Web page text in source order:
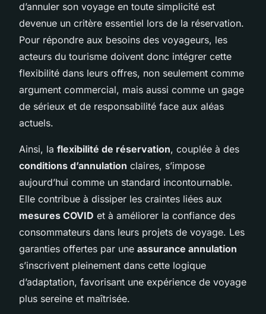
d’annuler son voyage en toute simplicité est
devenue un critère essentiel lors de la réservation.
Pour répondre aux besoins des voyageurs, les
acteurs du tourisme doivent donc intégrer cette
flexibilité dans leurs offres, non seulement comme
argument commercial, mais aussi comme un gage
de sérieux et de responsabilité face aux aléas
actuels.
Ainsi, la flexibilité de réservation, couplée à des
conditions d’annulation claires, s’impose
aujourd’hui comme un standard incontournable.
Elle contribue à dissiper les craintes liées aux
mesures COVID et à améliorer la confiance des
consommateurs dans leurs projets de voyage. Les
garanties offertes par une assurance annulation
s’inscrivent pleinement dans cette logique
d’adaptation, favorisant une expérience de voyage
plus sereine et maîtrisée.